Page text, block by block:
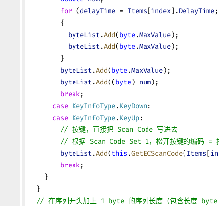
        for
(delayTime = Items[index].DelayTime
        {
          byteList
.Add(byte.MaxValue);
          byteList
.Add(byte.MaxValue);
        }
        byteList
.Add(byte.MaxValue);
        byteList
.Add((byte) num);
        break
;
      case
KeyInfoType.KeyDown :
      case
KeyInfoType.KeyUp:
        // 按键，直接把 Scan Code 写进去
// 根据 Scan Code Set 1，松开按键的编码 =
        byteList
.Add(this .GetECScanCode(Items[
        break
;
    }
  }
// 在序列开头加上 1 byte 的序列长度（包含长度 byte